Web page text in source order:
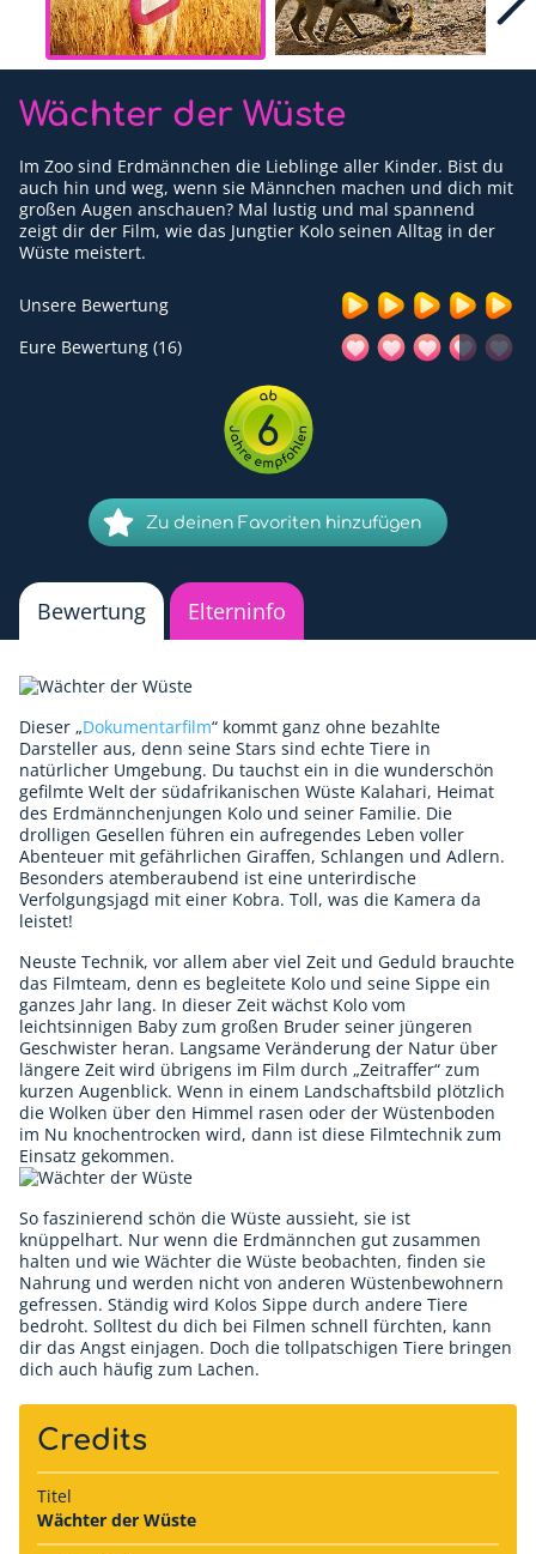
Für Erwachsene
Redaktion
Downloads
Partner
Presse
Impressum
Datenschutzerklärung
Wächter der Wüste
Im Zoo sind Erdmännchen die Lieblinge aller Kinder. Bist du
auch hin und weg, wenn sie Männchen machen und dich mit
großen Augen anschauen? Mal lustig und mal spannend
zeigt dir der Film, wie das Jungtier Kolo seinen Alltag in der
Wüste meistert.
Unsere Bewertung
Eure Bewertung (16)
6
Zu deinen Favoriten hinzufügen
Bewertung Elterninfo
Dieser „Dokumentarfilm“ kommt ganz ohne bezahlte
Darsteller aus, denn seine Stars sind echte Tiere in
natürlicher Umgebung. Du tauchst ein in die wunderschön
gefilmte Welt der südafrikanischen Wüste Kalahari, Heimat
des Erdmännchenjungen Kolo und seiner Familie. Die
drolligen Gesellen führen ein aufregendes Leben voller
Abenteuer mit gefährlichen Giraffen, Schlangen und Adlern.
Besonders atemberaubend ist eine unterirdische
Verfolgungsjagd mit einer Kobra. Toll, was die Kamera da
leistet!
Neuste Technik, vor allem aber viel Zeit und Geduld brauchte
das Filmteam, denn es begleitete Kolo und seine Sippe ein
ganzes Jahr lang. In dieser Zeit wächst Kolo vom
leichtsinnigen Baby zum großen Bruder seiner jüngeren
Geschwister heran. Langsame Veränderung der Natur über
längere Zeit wird übrigens im Film durch „Zeitraffer“ zum
kurzen Augenblick. Wenn in einem Landschaftsbild plötzlich
die Wolken über den Himmel rasen oder der Wüstenboden
im Nu knochentrocken wird, dann ist diese Filmtechnik zum
Einsatz gekommen.
So faszinierend schön die Wüste aussieht, sie ist
knüppelhart. Nur wenn die Erdmännchen gut zusammen
halten und wie Wächter die Wüste beobachten, finden sie
Nahrung und werden nicht von anderen Wüstenbewohnern
gefressen. Ständig wird Kolos Sippe durch andere Tiere
bedroht. Solltest du dich bei Filmen schnell fürchten, kann
dir das Angst einjagen. Doch die tollpatschigen Tiere bringen
dich auch häufig zum Lachen.
Credits
Titel
Wächter der Wüste